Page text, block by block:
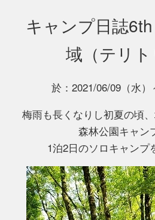
キャンプ日誌
域（テリト
於：2021/06/09（水）
梅雨も長くなりし初夏の頃
森林公園キャン
1泊2日のソロキャン